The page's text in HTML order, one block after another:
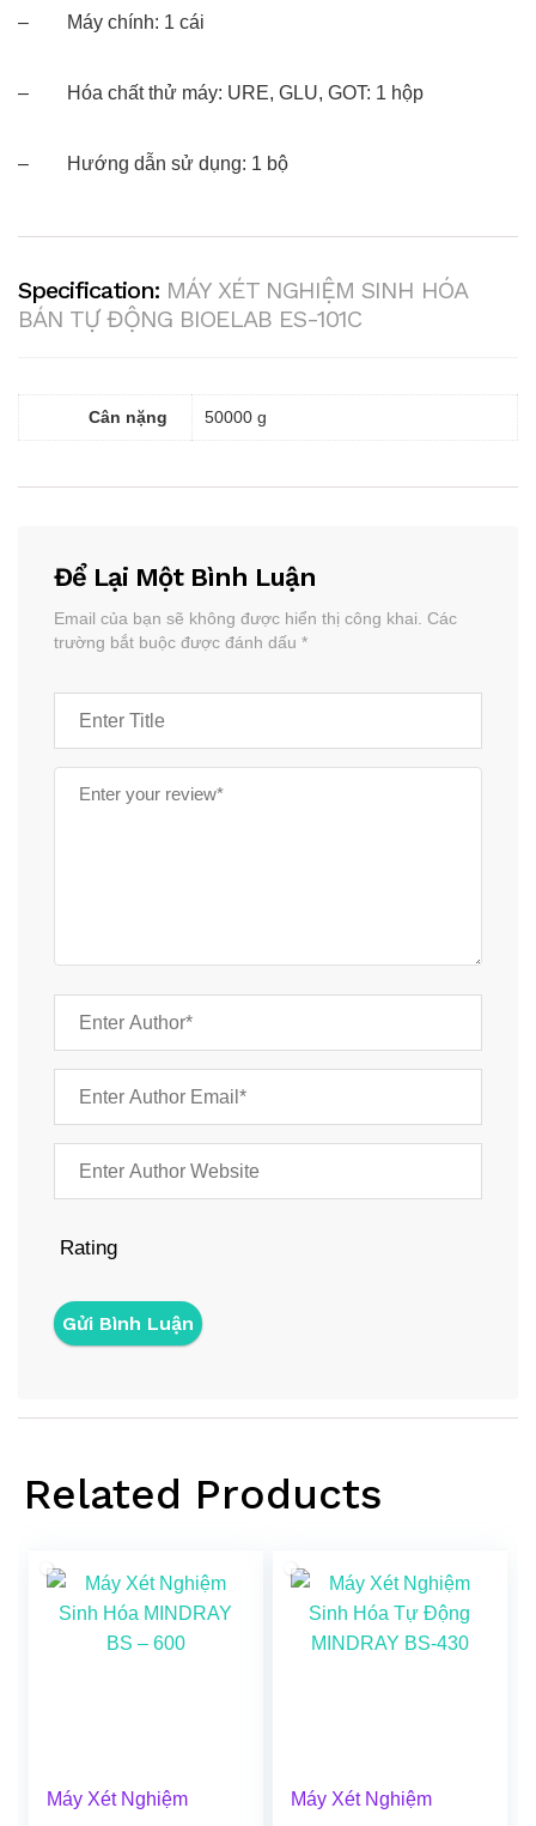
– Máy chính: 1 cái
– Hóa chất thử máy: URE, GLU, GOT: 1 hộp
– Hướng dẫn sử dụng: 1 bộ
Specification: MÁY XÉT NGHIỆM SINH HÓA
BÁN TỰ ĐỘNG BIOELAB ES-101C
Cân nặng 50000 g
Để Lại Một Bình Luận
Email của bạn sẽ không được hiển thị công khai. Các
trường bắt buộc được đánh dấu *
Rating
Related Products
Máy Xét Nghiệm Máy Xét Nghiệm